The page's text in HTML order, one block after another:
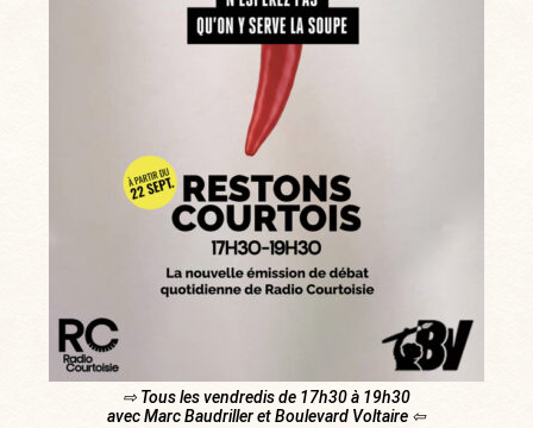
⇨ Tous les vendredis de 17h30 à 19h30
avec Marc Baudriller et Boulevard Voltaire ⇦